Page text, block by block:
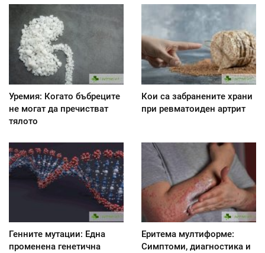
Уремия: Когато бъбреците
не могат да пречистват
тялото
Кои са забранените храни
при ревматоиден артрит
Генните мутации: Една
променена генетична
Еритема мултиформе:
Симптоми, диагностика и